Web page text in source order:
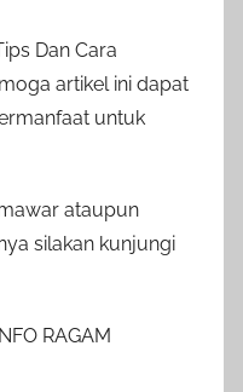
Dan Cara
artikel ini dapat
untuk
ataupun
silakan kunjungi
RAGAM